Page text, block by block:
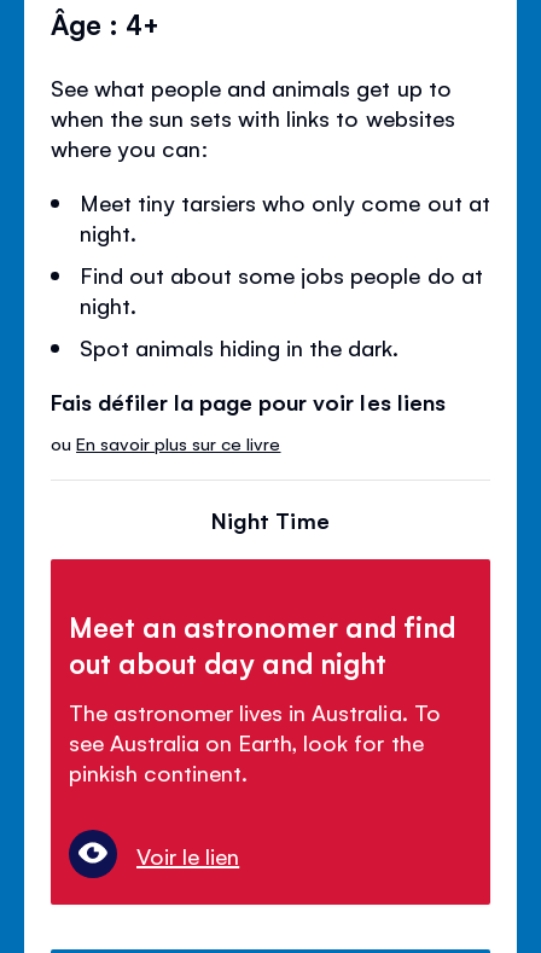
Âge : 4+
See what people and animals get up to
when the sun sets with links to websites
where you can:
Meet tiny tarsiers who only come out at
night.
Find out about some jobs people do at
night.
Spot animals hiding in the dark.
Fais défiler la page pour voir les liens
ouEn savoir plus sur ce livre
Night Time
Meet an astronomer and find
out about day and night
The astronomer lives in Australia. To
see Australia on Earth, look for the
pinkish continent.
Voir le lien